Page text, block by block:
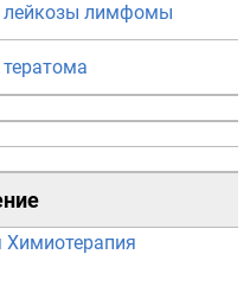
лейкозы лимфомы
тератома
Химиотерапия